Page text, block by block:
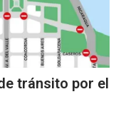
tránsito por el